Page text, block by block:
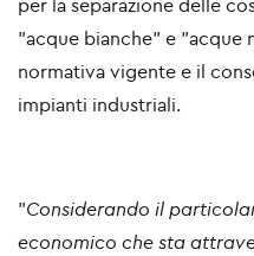
per la separazione delle
"acque bianche" e "acque
normativa vigente e il
impianti industriali.
"Considerando il
economico che sta